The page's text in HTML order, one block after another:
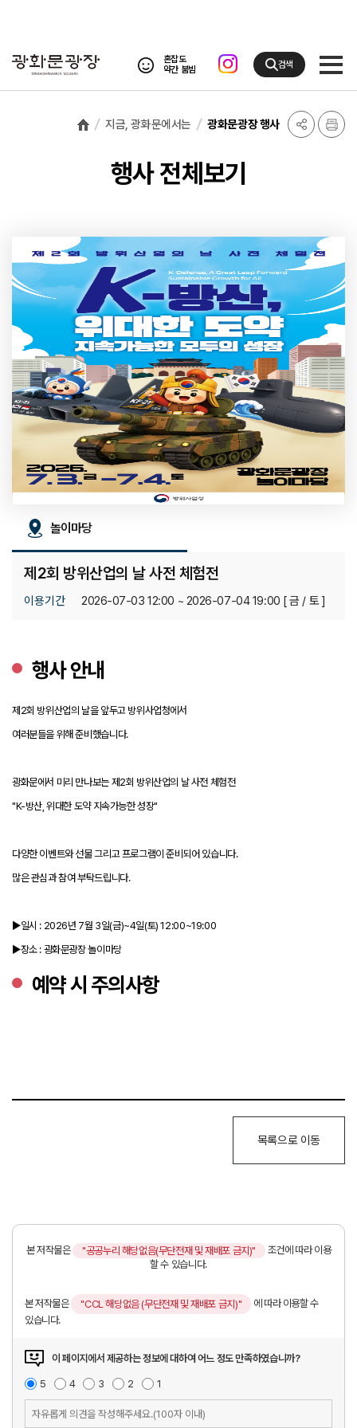
혼잡도
약간 붐빔
검색
지금, 광화문에서는 광화문광장 행사
행사 전체보기
놀이마당
제2회 방위산업의 날 사전 체험전
이 용기 간 2026-07-03 12:00 ~ 2026-07-04 19:00 [ 금 / 토 ]
행사 안내
제2회 방위산업의 날을 앞두고 방위사업청에서
여러분들을 위해 준비했습니다.
광화문에서 미리 만나보는 제2회 방위산업의 날 사전 체험전
"K-방산, 위대한 도약 지속가능한 성장"
다양한 이벤트와 선물 그리고 프로그램이 준비되어 있습니다.
많은 관심과 참여 부탁드립니다.
▶일시 : 2026년 7월 3일(금)~4일(토) 12:00~19:00
▶장소 : 광화문광장 놀이마당
예약 시 주의사항
목록으로 이동
본 저작물은 "공공누리 해당없음(무단전재 및 재배포 금지)"
조건에 따라 이용
할 수 있습니다.
본 저작물은 "CCL 해당없음 (무단전재 및 재배포 금지)"
에 따라 이용할 수
있습니다.
이 페이지에서 제공하는 정보에 대하여 어느 정도 만족하였습니까?
매
만
족
5 점
만
4점
보
3 점
불
족
2 점
매
불
만
1
의